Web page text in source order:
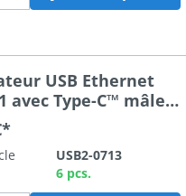
USB Ethernet
avec Type-C™ mâle,
62642
USB2-0713
6 pcs.